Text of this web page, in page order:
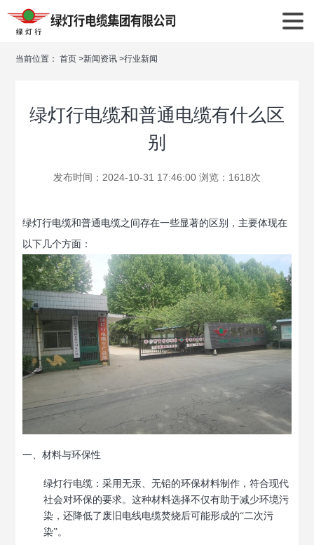
当前位置： 首页 >新闻资讯 >行业新闻
绿灯行电缆和普通电缆有什么区
别
发布时间：2024-10-31 17:46:00 浏览：1618次
绿灯行电缆和普通电缆之间存在一些显著的区别，主要体现在
以下几个方面：
一、材料与环保性
绿灯行电缆 ：采用无汞、无铅的环保材料制作，符合现代
社会对环保的要求。这种材料选择不仅有助于减少环境污
染，还降低了废旧电线电缆焚烧后可能形成的“二次污
染”。